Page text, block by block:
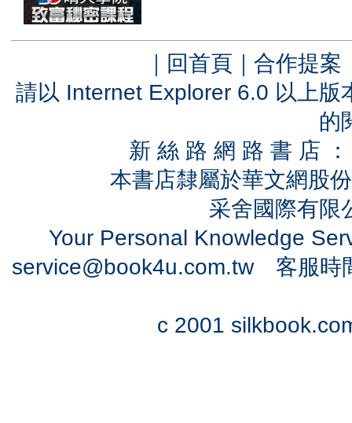
｜ 回首頁 ｜ 合作提案
請以 Internet Explorer 6.0 以上
的
新 絲 路 網 路 書 店
本書店隸屬於華文網股
采舍國際有
Your Personal Knowledge
service@book4u.com.tw客服時
c 2001